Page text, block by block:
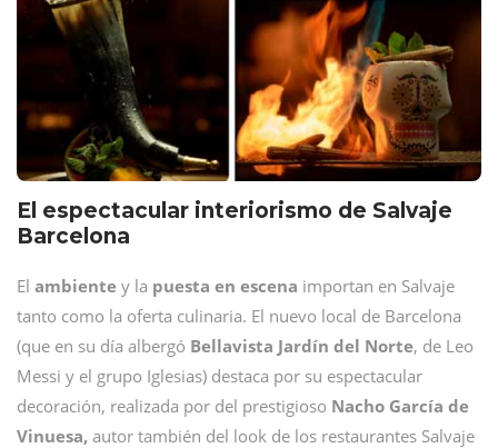
El espectacular interiorismo de Salvaje
Barcelona
El ambiente y la puesta en escena importan en Salvaje
tanto como la oferta culinaria. El nuevo local de Barcelona
(que en su día albergó Bellavista Jardín del Norte, de Leo
Messi y el grupo Iglesias) destaca por su espectacular
decoración, realizada por del prestigioso Nacho García de
Vinuesa, autor también del look de los restaurantes Salvaje